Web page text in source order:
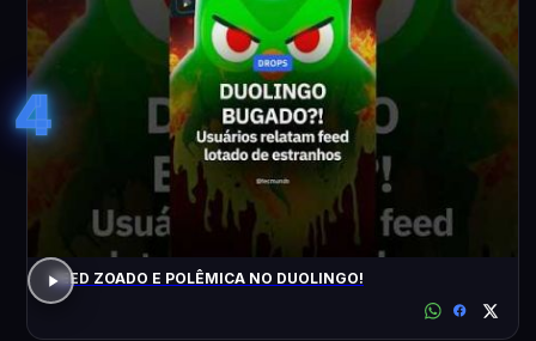
4
FEED ZOADO E POLÊMICA NO DUOLINGO!